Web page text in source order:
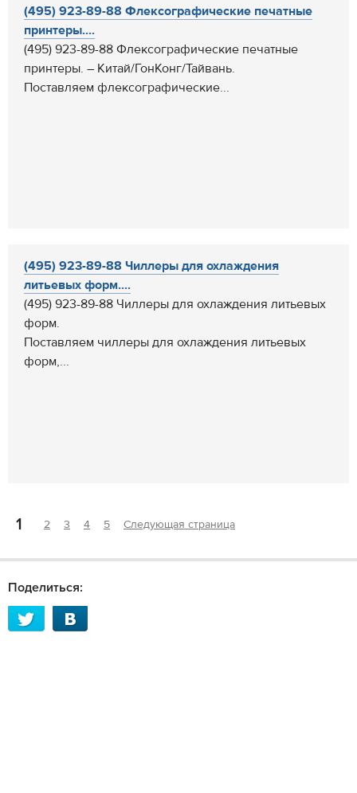
(495) 923-89-88 Флексографические печатные
принтеры....
(495) 923-89-88 Флексографические печатные
принтеры. – Китай/ГонКонг/Тайвань.
Поставляем флексографические...
(495) 923-89-88 Чиллеры для охлаждения
литьевых форм....
(495) 923-89-88 Чиллеры для охлаждения литьевых
форм.
Поставляем чиллеры для охлаждения литьевых
форм,...
1 2 3 4 5 Следующая страница
Поделиться: